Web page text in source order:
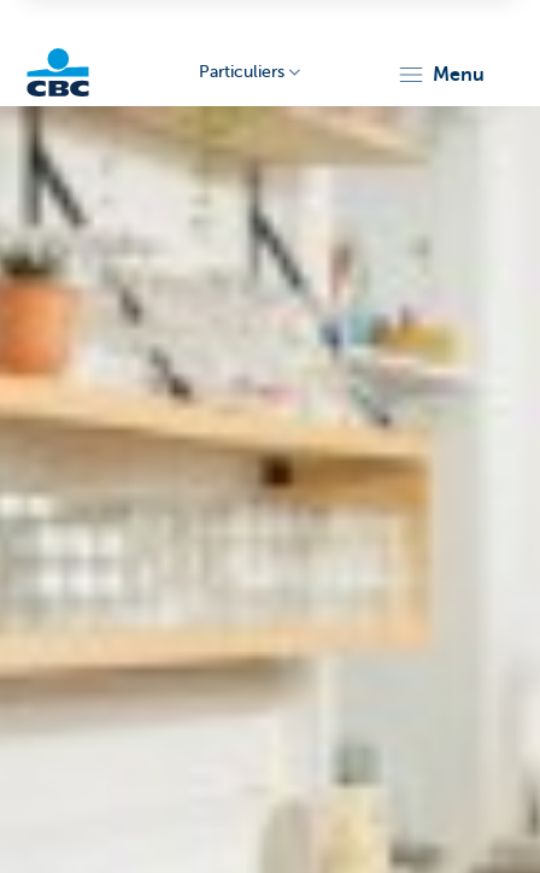
Particulieren
Particuliers menu